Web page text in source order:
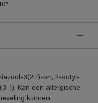
3(2H)-on, 2-octyl-
1). Kan een allergische
kunnen